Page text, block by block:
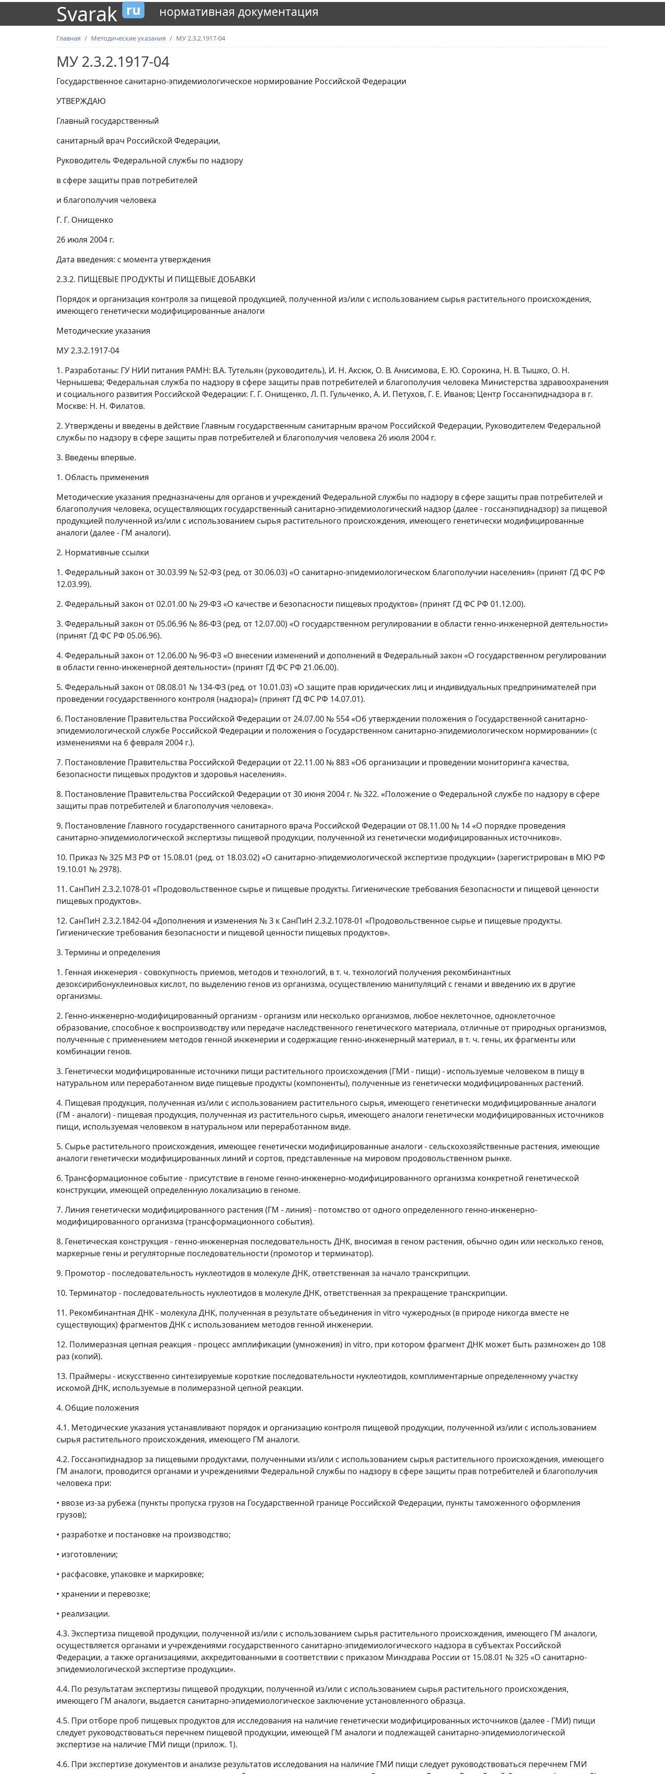
Svarak ru нормативная документация
Главная Методические указания МУ 2.3.2.1917-04
МУ 2.3.2.1917-04
Государственное санитарно-эпидемиологическое нормирование Российской Федерации
УТВЕРЖДАЮ
Главный государственный
санитарный врач Российской Федерации,
Руководитель Федеральной службы по надзору
в сфере защиты прав потребителей
и благополучия человека
Г. Г. Онищенко
26 июля 2004 г.
Дата введения: с момента утверждения
2.3.2. ПИЩЕВЫЕ ПРОДУКТЫ И ПИЩЕВЫЕ ДОБАВКИ
Порядок и организация контроля за пищевой продукцией, полученной из/или с использованием сырья растительного происхождения,
имеющего генетически модифицированные аналоги
Методические указания
МУ 2.3.2.1917-04
1. Разработаны: ГУ НИИ питания РАМН: В.А. Тутельян (руководитель), И. Н. Аксюк, О. В. Анисимова, Е. Ю. Сорокина, Н. В. Тышко, О. Н.
Чернышева; Федеральная служба по надзору в сфере защиты прав потребителей и благополучия человека Министерства здравоохранения
и социального развития Российской Федерации: Г. Г. Онищенко, Л. П. Гульченко, А. И. Петухов, Г. Е. Иванов; Центр Госсанэпиднадзора в г.
Москве: Н. Н. Филатов.
2. Утверждены и введены в действие Главным государственным санитарным врачом Российской Федерации, Руководителем Федеральной
службы по надзору в сфере защиты прав потребителей и благополучия человека 26 июля 2004 г.
3. Введены впервые.
1. Область применения
Методические указания предназначены для органов и учреждений Федеральной службы по надзору в сфере защиты прав потребителей и
благополучия человека, осуществляющих государственный санитарно-эпидемиологический надзор (далее - госсанэпиднадзор) за пищевой
продукцией полученной из/или с использованием сырья растительного происхождения, имеющего генетически модифицированные
аналоги (далее - ГМ аналоги).
2. Нормативные ссылки
1. Федеральный закон от 30.03.99 № 52-ФЗ (ред. от 30.06.03) «О санитарно-эпидемиологическом благополучии населения» (принят ГД ФС РФ
12.03.99).
2. Федеральный закон от 02.01.00 № 29-ФЗ «О качестве и безопасности пищевых продуктов» (принят ГД ФС РФ 01.12.00).
3. Федеральный закон от 05.06.96 № 86-ФЗ (ред. от 12.07.00) «О государственном регулировании в области генно-инженерной деятельности»
(принят ГД ФС РФ 05.06.96).
4. Федеральный закон от 12.06.00 № 96-ФЗ «О внесении изменений и дополнений в Федеральный закон «О государственном регулировании
в области генно-инженерной деятельности» (принят ГД ФС РФ 21.06.00).
5. Федеральный закон от 08.08.01 № 134-ФЗ (ред. от 10.01.03) «О защите прав юридических лиц и индивидуальных предпринимателей при
проведении государственного контроля (надзора)» (принят ГД ФС РФ 14.07.01).
6. Постановление Правительства Российской Федерации от 24.07.00 № 554 «Об утверждении положения о Государственной санитарно-
эпидемиологической службе Российской Федерации и положения о Государственном санитарно-эпидемиологическом нормировании» (с
изменениями на 6 февраля 2004 г.).
7. Постановление Правительства Российской Федерации от 22.11.00 № 883 «Об организации и проведении мониторинга качества,
безопасности пищевых продуктов и здоровья населения».
8. Постановление Правительства Российской Федерации от 30 июня 2004 г. № 322. «Положение о Федеральной службе по надзору в сфере
защиты прав потребителей и благополучия человека».
9. Постановление Главного государственного санитарного врача Российской Федерации от 08.11.00 № 14 «О порядке проведения
санитарно-эпидемиологической экспертизы пищевой продукции, полученной из генетически модифицированных источников».
10. Приказ № 325 МЗ РФ от 15.08.01 (ред. от 18.03.02) «О санитарно-эпидемиологической экспертизе продукции» (зарегистрирован в МЮ РФ
19.10.01 № 2978).
11. СанПиН 2.3.2.1078-01 «Продовольственное сырье и пищевые продукты. Гигиенические требования безопасности и пищевой ценности
пищевых продуктов».
12. СанПиН 2.3.2.1842-04 «Дополнения и изменения № 3 к СанПиН 2.3.2.1078-01 «Продовольственное сырье и пищевые продукты.
Гигиенические требования безопасности и пищевой ценности пищевых продуктов».
3. Термины и определения
1. Генная инженерия - совокупность приемов, методов и технологий, в т. ч. технологий получения рекомбинантных
дезоксирибонуклеиновых кислот, по выделению генов из организма, осуществлению манипуляций с генами и введению их в другие
организмы.
2. Генно-инженерно-модифицированный организм - организм или несколько организмов, любое неклеточное, одноклеточное
образование, способное к воспроизводству или передаче наследственного генетического материала, отличные от природных организмов,
полученные с применением методов генной инженерии и содержащие генно-инженерный материал, в т. ч. гены, их фрагменты или
комбинации генов.
3. Генетически модифицированные источники пищи растительного происхождения (ГМИ - пищи)- используемые человеком в пищу в
натуральном или переработанном виде пищевые продукты (компоненты), полученные из генетически модифицированных растений.
4. Пищевая продукция, полученная из/или с использованием растительного сырья, имеющего генетически модифицированные аналоги
(ГМ - аналоги)- пищевая продукция, полученная из растительного сырья, имеющего аналоги генетически модифицированных источников
пищи, используемая человеком в натуральном или переработанном виде.
5. Сырье растительного происхождения, имеющее генетически модифицированные аналоги - сельскохозяйственные растения, имеющие
аналоги генетически модифицированных линий и сортов, представленные на мировом продовольственном рынке.
6. Трансформационное событие- присутствие в геноме генно-инженерно-модифицированного организма конкретной генетической
конструкции, имеющей определенную локализацию в геноме.
7. Линия генетически модифицированного растения (ГМ - линия)- потомство от одного определенного генно-инженерно-
модифицированного организма (трансформационного события).
8. Генетическая конструкция - генно-инженерная последовательность ДНК, вносимая в геном растения, обычно один или несколько генов,
маркерные гены и регуляторные последовательности (промотор и терминатор).
9. Промотор - последовательность нуклеотидов в молекуле ДНК, ответственная за начало транскрипции.
10. Терминатор - последовательность нуклеотидов в молекуле ДНК, ответственная за прекращение транскрипции.
11. Рекомбинантная ДНК- молекула ДНК, полученная в результате объединения in vitro чужеродных (в природе никогда вместе не
существующих) фрагментов ДНК с использованием методов генной инженерии.
12. Полимеразная цепная реакция - процесс амплификации (умножения) in vitro, при котором фрагмент ДНК может быть размножен до 108
раз (копий).
13. Праймеры - искусственно синтезируемые короткие последовательности нуклеотидов, комплиментарные определенному участку
искомой ДНК, используемые в полимеразной цепной реакции.
4. Общие положения
4.1. Методические указания устанавливают порядок и организацию контроля пищевой продукции, полученной из/или с использованием
сырья растительного происхождения, имеющего ГМ аналоги.
4.2. Госсанэпиднадзор за пищевыми продуктами, полученными из/или с использованием сырья растительного происхождения, имеющего
ГМ аналоги, проводится органами и учреждениями Федеральной службы по надзору в сфере защиты прав потребителей и благополучия
человека при:
• ввозе из-за рубежа (пункты пропуска грузов на Государственной границе Российской Федерации, пункты таможенного оформления
грузов);
• разработке и постановке на производство;
• изготовлении;
• расфасовке, упаковке и маркировке;
• хранении и перевозке;
• реализации.
4.3. Экспертиза пищевой продукции, полученной из/или с использованием сырья растительного происхождения, имеющего ГМ аналоги,
осуществляется органами и учреждениями государственного санитарно-эпидемиологического надзора в субъектах Российской
Федерации, а также организациями, аккредитованными в соответствии с приказом Минздрава России от 15.08.01 № 325 «О санитарно-
эпидемиологической экспертизе продукции».
4.4. По результатам экспертизы пищевой продукции, полученной из/или с использованием сырья растительного происхождения,
имеющего ГМ аналоги, выдается санитарно-эпидемиологическое заключение установленного образца.
4.5. При отборе проб пищевых продуктов для исследования на наличие генетически модифицированных источников (далее - ГМИ) пищи
следует руководствоваться перечнем пищевой продукции, имеющей ГМ аналоги и подлежащей санитарно-эпидемиологической
экспертизе на наличие ГМИ пищи (прилож. 1).
4.6. При экспертизе документов и анализе результатов исследования на наличие ГМИ пищи следует руководствоваться перечнем ГМИ